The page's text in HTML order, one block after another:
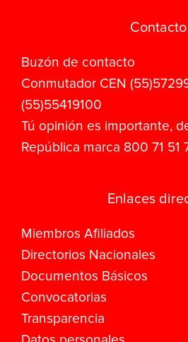
Contacto
Buzón de contacto
Conmutador CEN
(55)55419100
Tú opinión es importante,
República marca 800 71 51
Enlaces
Miembros Afiliados
Directorios Nacionales
Documentos Básicos
Convocatorias
Transparencia